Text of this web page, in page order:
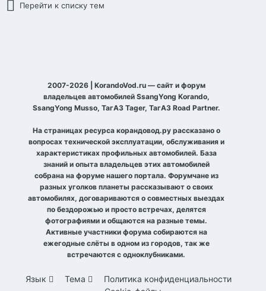
Перейти к списку тем
2007-2026 | KorandoVod.ru — сайт и форум
владельцев автомобилей SsangYong Korando,
SsangYong Musso, ТагАЗ Tager, ТагАЗ Road Partner.
На страницах ресурса корандовод.ру рассказано о
вопросах технической эксплуатации, обслуживания и
характеристиках профильных автомобилей. База
знаний и опыта владельцев этих автомобилей
собрана на форуме нашего портала. Форумчане из
разных уголков планеты рассказывают о своих
автомобилях, договариваются о совместных выездах
по бездорожью и просто встречах, делятся
фотографиями и общаются на разные темы.
Активные участники форума собираются на
ежегодные слёты в одном из городов, так же
встречаются с одноклубниками.
Язык Тема
Политика конфиденциальности